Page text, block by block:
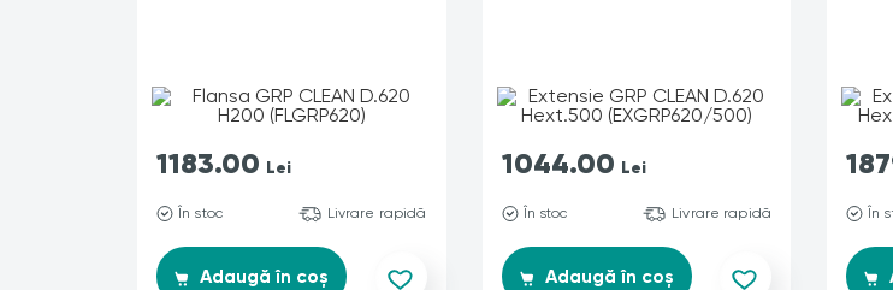
1183.00 Lei
În stoc Livrare rapidă
Adaugă în coș
1044.00 Lei
În stoc Livrare rapidă
Adaugă în coș
În